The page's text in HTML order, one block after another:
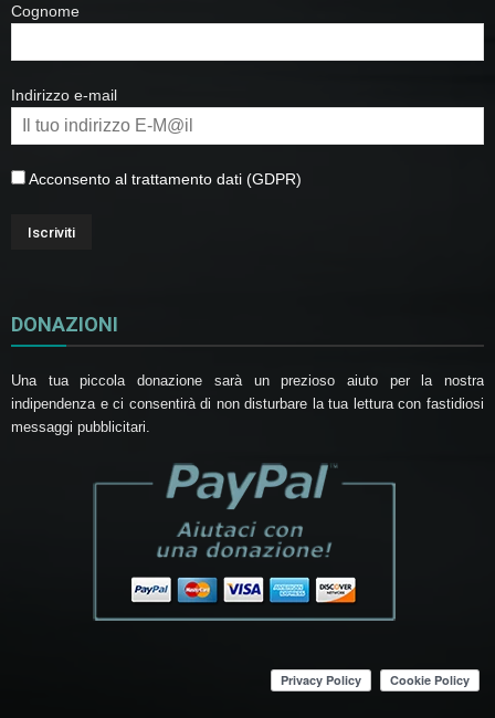
Cognome
Indirizzo e-mail
Acconsento al trattamento dati (GDPR)
DONAZIONI
Una tua piccola donazione sarà un prezioso aiuto per la nostra
indipendenza e ci consentirà di non disturbare la tua lettura con fastidiosi
messaggi pubblicitari.